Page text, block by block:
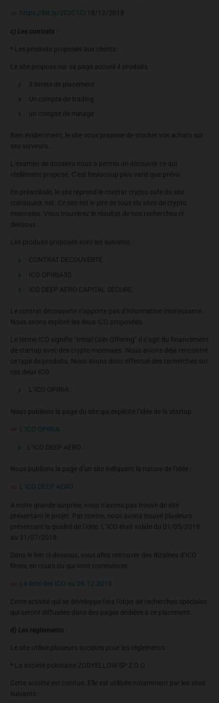
https://bit.ly/2CzC1Ci 18/12/2018
c) Les contrats :
* Les produits proposés aux clients :
Le site propose sur sa page accueil 4 produits :
3 livrets de placement.
Un compte de trading
un compte de minage
Bien évidemment, le site vous propose de stocker vos achats sur
ses serveurs…
L’examen de dossiers nous a permis de découvrir ce qui
réellement proposé. C’est beaucoup plus varié que prévu.
En préambule, le site reprend le contrat crypto safe du site
coinsquick.net. Ce site est le pire de tous els sites de crypto
monnaies. Vous trouverez le résultat de nos recherches ci-
dessous :
Les produits proposés sont les suivants :
CONTRAT DECOUVERTE
ICO OPIRIA50
ICO DEEP AERO CAPITAL SECURE
Le contrat découverte n’apporte pas d’information intéressante.
Nous avons exploré les deux ICO proposées.
Le terme ICO signifie “Initial Coin Offering” Il s’agit du financement
de startup avec des crypto monnaies. Nous avions déjà rencontré
ce type de produits. Nous avons donc effectué des recherches sur
ces deux ICO.
L’ICO OPIRIA :
Nous publions la page du site qui explicite l’idée de la startup :
L’ICO OPIRIA
L’ICO DEEP AERO :
Nous publions la page d’un site indiquant la nature de l’idée :
L’ICO DEEP AERO
A notre grande surprise, nous n’avons pas trouvé de site
présentant le projet. Par contre, nous avons trouvé plusieurs
présentant la qualité de l’idée. L’ICO était valide du 01/05/2018
au 31/07/2018.
Dans le lien ci-dessous, vous allez retrouver des dizaines d’ICO
finies, en cours ou qui vont commencer.
La liste des ICO au 26.12.2018
Cette activité qui se développe fera l’objet de recherches spéciales
qui seront diffusées dans des pages dédiées à ce placement.
d) Les règlements :
Le site utilise plusieurs sociétés pour les règlements :
* La société polonaise ZODYELLOW SP Z O O :
Cette société est connue. Elle est utilisée notamment par les sites
suivants :